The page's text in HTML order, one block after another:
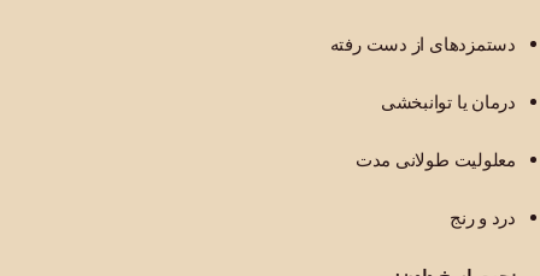
دستمزدهای از دست رفته
درمان یا توانبخشی
معلولیت طولانی مدت
درد و رنج